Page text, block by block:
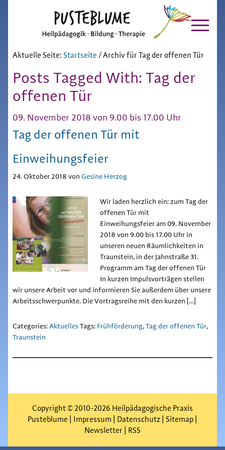
Hauptnavigation
content
Pusteblume
Chiemgau
Aktuelle Seite: Startseite /Archiv für Tag der offenen Tür
Posts Tagged With: Tag der
offenen Tür
Tag der offenen Tür mit
Einweihungsfeier
09. November 2018 von 9.00 bis 17.00 Uhr
24. Oktober 2018 von Gesine Herzog
Wir laden herzlich ein: zum Tag der
offenen Tür mit
Einweihungsfeier am 09. November
2018 von 9.00 bis 17.00 Uhr in
unseren neuen Räumlichkeiten in
Traunstein, in der Jahnstraße 31.
Programm am Tag der offenen Tür
In kurzen Impulsvorträgen stellen
wir unsere Arbeit vor und informieren Sie außerdem über unsere
Arbeitsschwerpunkte. Die Vortragsreihe mit den kurzen […]
Categories:AktuellesTags: Frühförderung,Tag der offenen Tür,
Traunstein
Copyright © 2010-2026 Heilpädagogische Praxis
Pusteblume | Impressum Datenschutz Sitemap
Newsletter
RSS